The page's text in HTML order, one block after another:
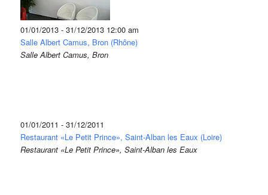
01/01/2013 - 31/12/2013 12:00 am
Salle Albert Camus, Bron (Rhône)
Salle Albert Camus, Bron
01/01/2011 - 31/12/2011
Restaurant «Le Petit Prince», Saint-Alban les Eaux (Loire)
Restaurant «Le Petit Prince», Saint-Alban les Eaux